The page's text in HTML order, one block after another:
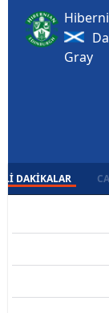
Gray
DAKIKALAR